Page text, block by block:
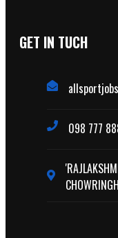
GET IN TUCH
098 777